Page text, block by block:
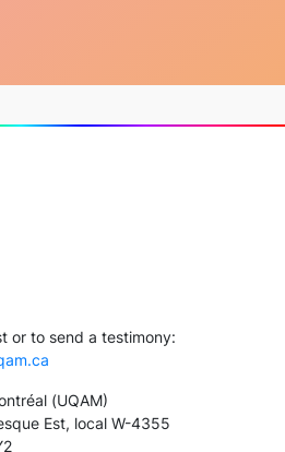
or to send a testimony:
(UQAM)
Est, local W-4355